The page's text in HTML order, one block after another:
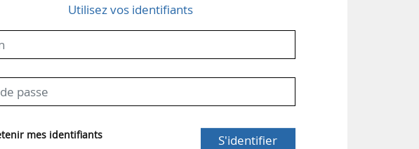
Utilisez vos identifiants
mes identifiants S'identifier